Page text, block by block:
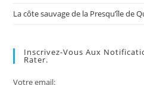
La côte sauvage de la Presqu’île de
Inscrivez-Vous Aux
Rater.
Votre email: